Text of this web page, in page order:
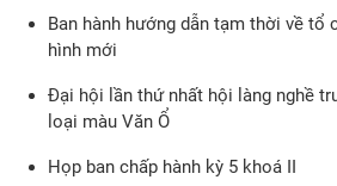
Ban hành hướng dẫn tạm thời về tổ
hình mới
Đại hội lần thứ nhất hội làng nghề
loại màu Văn Ổ
Họp ban chấp hành kỳ 5 khoá II